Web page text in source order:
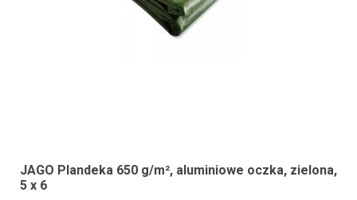
JAGO Plandeka 650 g/m², aluminiowe oczka, zielona,
​​5 x 6